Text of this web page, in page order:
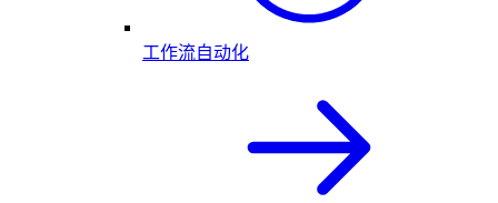
工作流自动化